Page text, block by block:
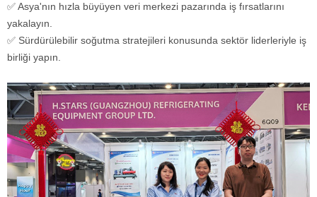
✅ Asya'nın hızla büyüyen veri merkezi pazarında iş fırsatlarını
yakalayın.
✅ Sürdürülebilir soğutma stratejileri konusunda sektör liderleriyle iş
birliği yapın.